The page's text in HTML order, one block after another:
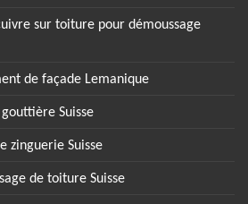
sur toiture pour démoussage
de façade Lemanique
Suisse
zinguerie Suisse
de toiture Suisse